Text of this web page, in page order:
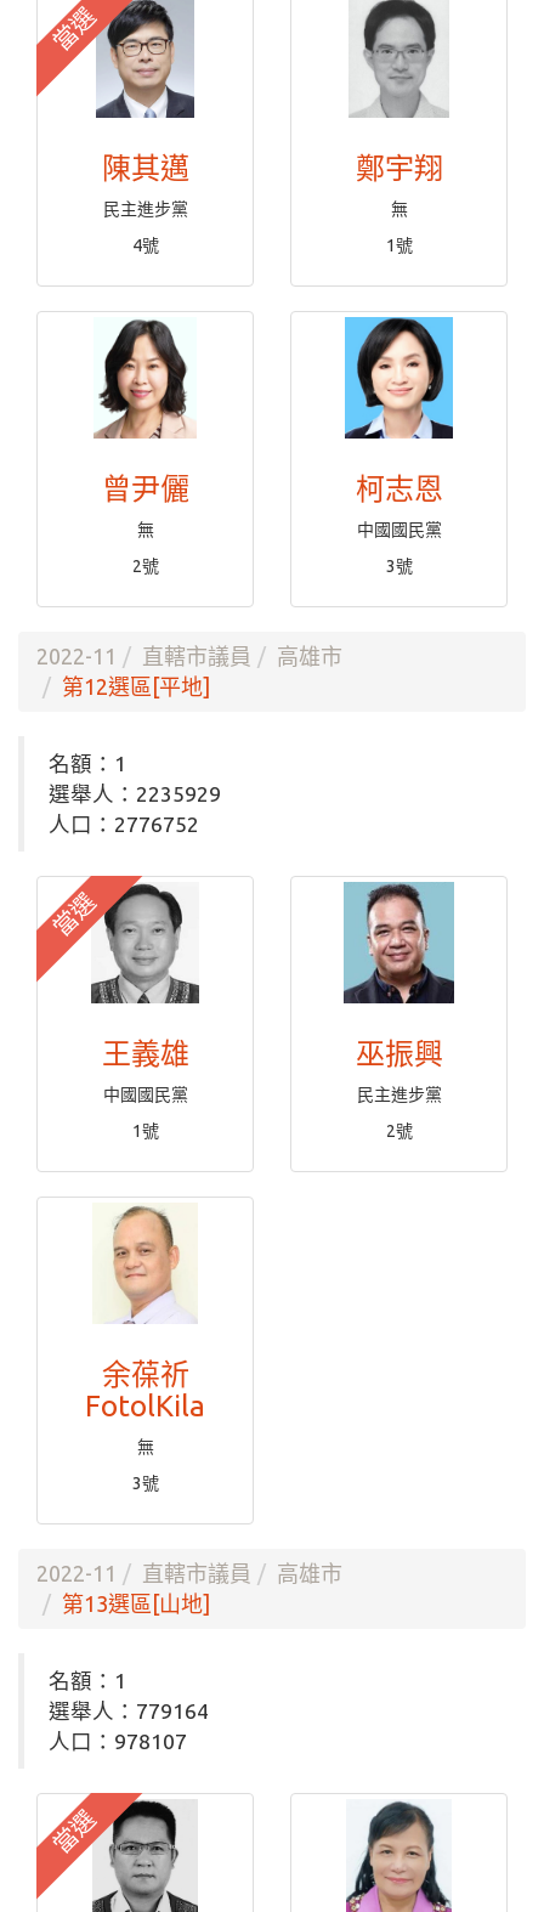
當選
陳其邁
民主進步黨
4號
鄭宇翔
無
1號
曾尹儷
無
2號
柯志恩
中國國民黨
3號
2022-11 直轄市議員
高雄市
第12選區[平地]
名額：1
選舉人：2235929
人口：2776752
當選
王義雄
中國國民黨
1號
巫振興
民主進步黨
2號
余葆祈
FotolKila
無
3號
2022-11 直轄市議員
高雄市
第13選區[山地]
名額：1
選舉人：779164
人口：978107
當選